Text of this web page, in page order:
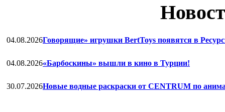
04.08.2026Говорящие» игрушки BertToys появятся в
04.08.2026«Барбоскины» вышли в кино в Турции!
30.07.2026Новые водные раскраски от CENTRUM по